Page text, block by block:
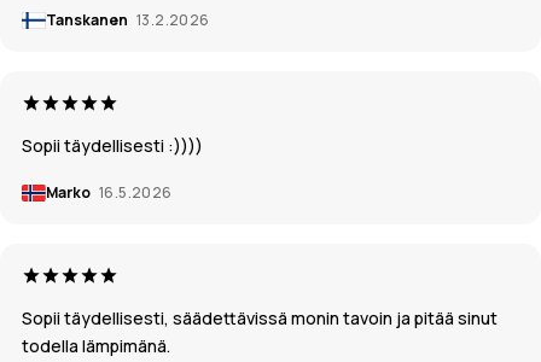
Tanskanen 13.2.2026
Sopii täydellisesti :))))
Marko 16.5.2026
Sopii täydellisesti, säädettävissä monin tavoin ja pitää sinut
todella lämpimänä.